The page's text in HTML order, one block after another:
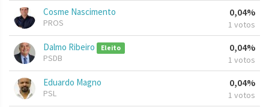
Cosme Nascimento
PROS
0,04%
1 votos
Dalmo Ribeiro Eleito
PSDB
0,04%
1 votos
Eduardo Magno
PSL
0,04%
1 votos